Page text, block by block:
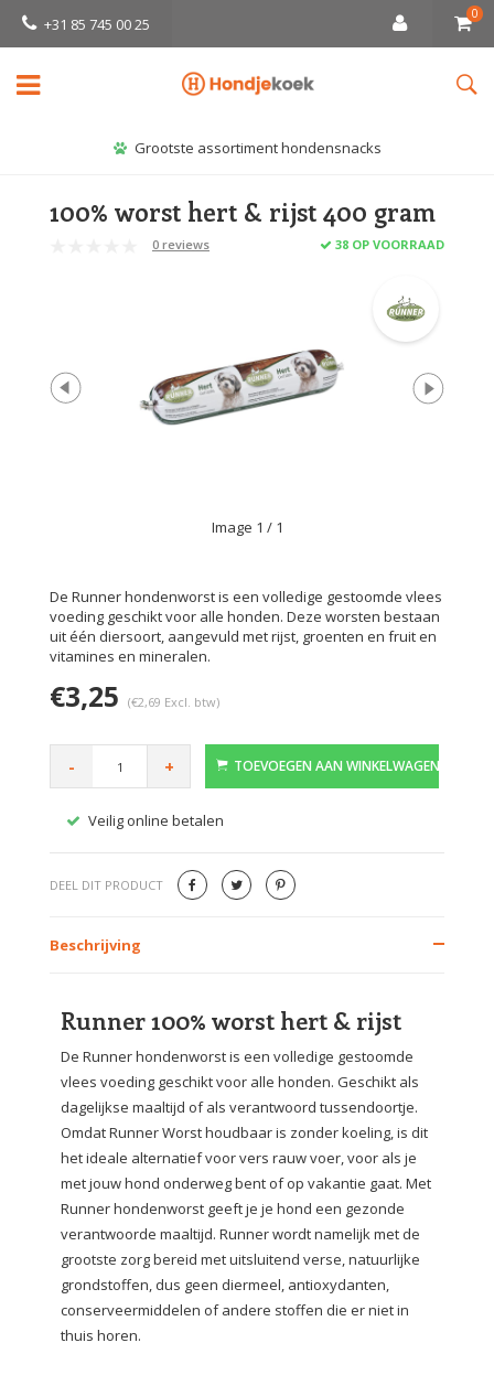
+31 85 745 00 25
0
Grootste assortiment hondensnacks
100% worst hert & rijst 400 gram
0 reviews 38 OP VOORRAAD
Image 1 / 1
De Runner hondenworst is een volledige gestoomde vlees
voeding geschikt voor alle honden. Deze worsten bestaan
uit één diersoort, aangevuld met rijst, groenten en fruit en
vitamines en mineralen.
€3,25 (€2,69 Excl. btw)
- + TOEVOEGEN AAN WINKELWAGEN
Veilig online betalen
DEEL DIT PRODUCT
Beschrijving
Runner 100% worst hert & rijst
De Runner hondenworst is een volledige gestoomde
vlees voeding geschikt voor alle honden. Geschikt als
dagelijkse maaltijd of als verantwoord tussendoortje.
Omdat Runner Worst houdbaar is zonder koeling, is dit
het ideale alternatief voor vers rauw voer, voor als je
met jouw hond onderweg bent of op vakantie gaat. Met
Runner hondenworst geeft je je hond een gezonde
verantwoorde maaltijd. Runner wordt namelijk met de
grootste zorg bereid met uitsluitend verse, natuurlijke
grondstoffen, dus geen diermeel, antioxydanten,
conserveermiddelen of andere stoffen die er niet in
thuis horen.